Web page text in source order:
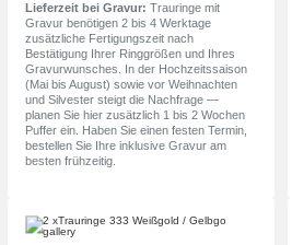
Lieferzeit bei Gravur: Trauringe mit
Gravur benötigen 2 bis 4 Werktage
zusätzliche Fertigungszeit nach
Bestätigung Ihrer Ringgrößen und Ihres
Gravurwunsches. In der Hochzeitssaison
(Mai bis August) sowie vor Weihnachten
und Silvester steigt die Nachfrage —
planen Sie hier zusätzlich 1 bis 2 Wochen
Puffer ein. Haben Sie einen festen Termin,
bestellen Sie Ihre inklusive Gravur am
besten frühzeitig.